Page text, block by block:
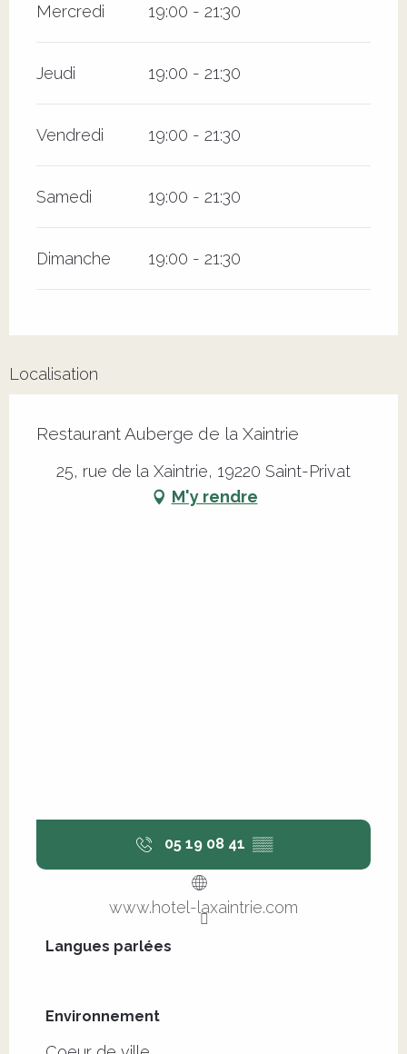
Mercredi 19:00 - 21:30
Jeudi 19:00 - 21:30
Vendredi 19:00 - 21:30
Samedi 19:00 - 21:30
Dimanche 19:00 - 21:30
Localisation
Restaurant Auberge de la Xaintrie
25, rue de la Xaintrie, 19220 Saint-Privat
M'y rendre
05 19 08 41 ▒▒
www.hotel-laxaintrie.com
Langues parlées
Langues parlées
Environnement
Environnement